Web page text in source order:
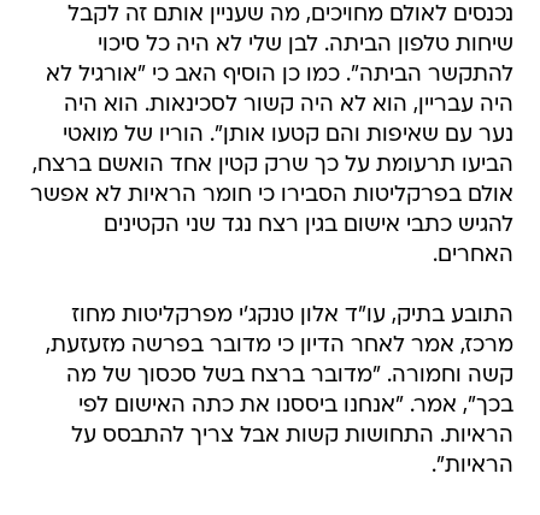
נכנסים לאולם מחויכים, מה שעניין אותם זה לקבל
שיחות טלפון הביתה. לבן שלי לא היה כל סיכוי
להתקשר הביתה". כמו כן הוסיף האב כי "אורגיל לא
היה עבריין, הוא לא היה קשור לסכינאות. הוא היה
נער עם שאיפות והם קטעו אותן". הוריו של מואטי
הביעו תרעומת על כך שרק קטין אחד הואשם ברצח,
אולם בפרקליטות הסבירו כי חומר הראיות לא אפשר
להגיש כתבי אישום בגין רצח נגד שני הקטינים
האחרים.
התובע בתיק, עו"ד אלון טנקג'י מפרקליטות מחוז
מרכז, אמר לאחר הדיון כי מדובר בפרשה מזעזעת,
קשה וחמורה. "מדובר ברצח בשל סכסוך של מה
בכך", אמר. "אנחנו ביססנו את כתה האישום לפי
הראיות. התחושות קשות אבל צריך להתבסס על
הראיות".